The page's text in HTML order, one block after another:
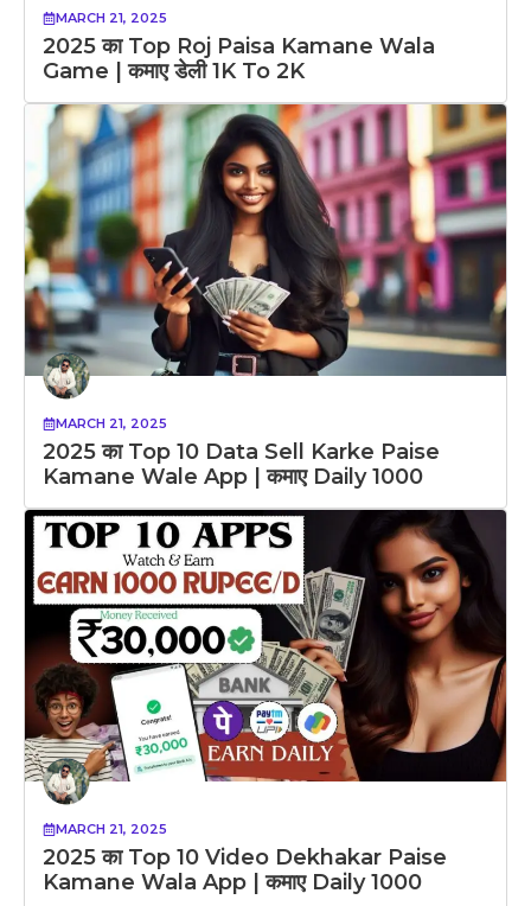
MARCH 21, 2025
2025 का Top Roj Paisa Kamane Wala
Game | कमाए डेली 1K To 2K
MARCH 21, 2025
2025 का Top 10 Data Sell Karke Paise
Kamane Wale App | कमाए Daily 1000
MARCH 21, 2025
2025 का Top 10 Video Dekhakar Paise
Kamane Wala App | कमाए Daily 1000